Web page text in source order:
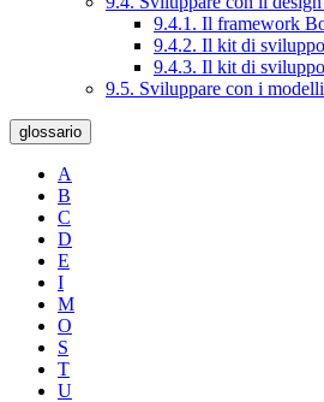
9.4.1. Il framework
9.4.2. Il kit di
9.4.3. Il kit di
9.5. Sviluppare con i
glossario
A
B
C
D
E
I
M
O
S
T
U